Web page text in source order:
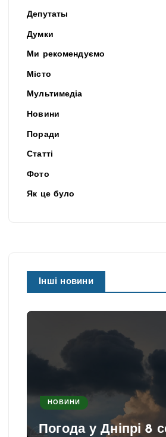
Депутаты
Думки
Ми рекомендуємо
Місто
Мультимедіа
Новини
Поради
Статті
Фото
Як це було
Інші новини
НОВИНИ
Погода у Дніпрі 8